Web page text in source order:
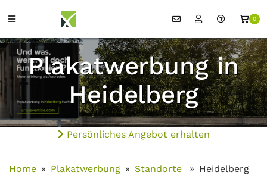
0
Plakatwerbung in
Heidelberg
Persönliches Angebot erhalten
Home Plakatwerbung Standorte Heidelberg